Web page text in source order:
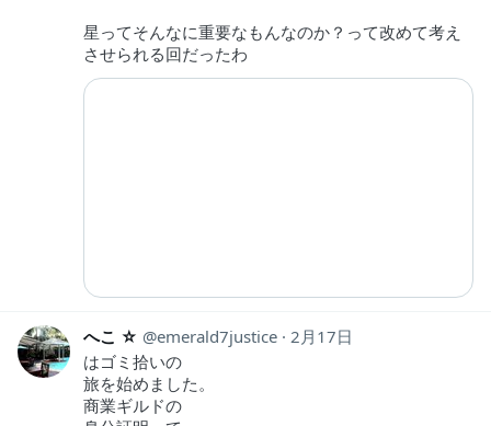
星ってそんなに重要なもんなのか？って改めて考え
させられる回だったわ
へこ ☆ emerald7justice
2月17日
はゴミ拾いの
旅を始めました。
商業ギルドの